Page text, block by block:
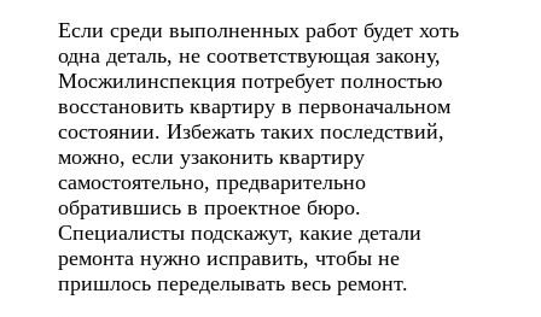
Если среди выполненных работ будет хоть
одна деталь, не соответствующая закону,
Мосжилинспекция потребует полностью
восстановить квартиру в первоначальном
состоянии. Избежать таких последствий,
можно, если узаконить квартиру
самостоятельно, предварительно
обратившись в проектное бюро.
Специалисты подскажут, какие детали
ремонта нужно исправить, чтобы не
пришлось переделывать весь ремонт.